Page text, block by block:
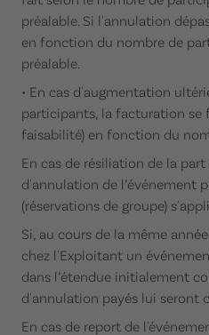
préalable. Si l'annulation
en fonction du nombre de
préalable.
• En cas d'augmentation
participants, la facturation se
faisabilité) en fonction du
En cas de résiliation de la
d'annulation de l’événement
(réservations de groupe)
Si, au cours de la même
chez l'Exploitant un
dans l’étendue initialement
d'annulation payés lui seront
En cas de report de